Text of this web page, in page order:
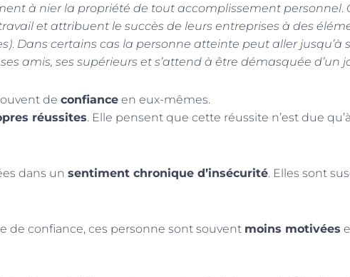
à nier la propriété de tout accomplissement personnel.
et attribuent le succès de leurs entreprises à des
. Dans certains cas la personne atteinte peut aller jusqu’à
amis, ses supérieurs et s’attend à être démasquée d’un
de confiance en eux-mêmes.
réussites. Elle pensent que cette réussite n’est due
dans un sentiment chronique d’insécurité. Elles sont
de confiance, ces personne sont souvent moins motivées